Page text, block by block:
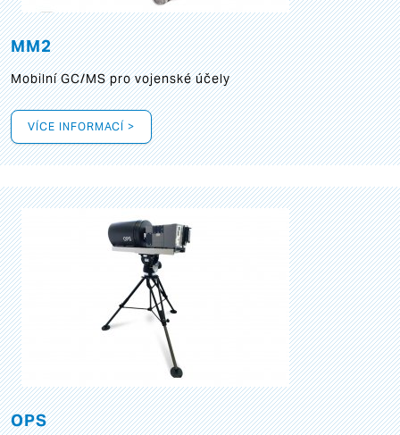
MM2
Mobilní GC/MS pro vojenské účely
VÍCE INFORMACÍ >
OPS